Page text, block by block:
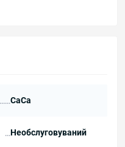
СаСа
Необслуговуваний